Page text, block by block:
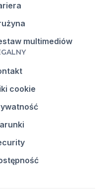
multimediów
cookie